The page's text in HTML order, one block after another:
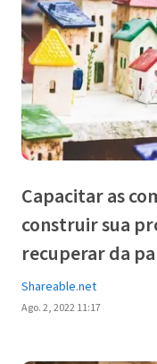
Capacitar as
construir sua
recuperar da
Shareable.net
Ago. 2, 2022 11:17